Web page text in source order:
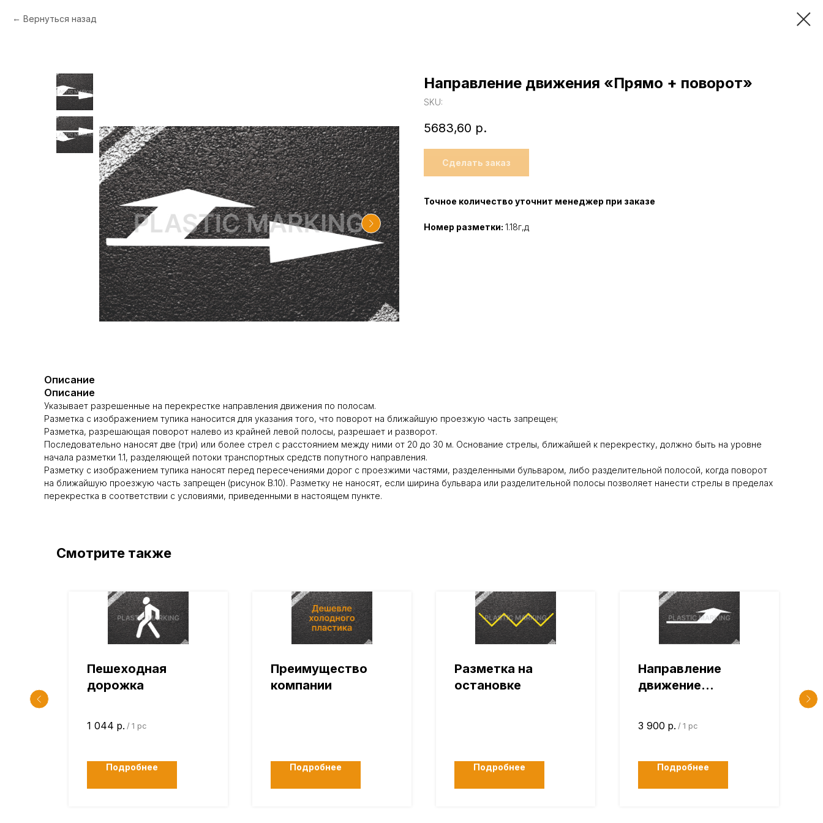
Вернуться назад
Направление движения «Прямо + поворот»
SKU:
5683,60 р.
Сделать заказ
Точное количество уточнит менеджер при заказе
Номер разметки: 1.18г,д
Описание
Описание
Указывает разрешенные на перекрестке направления движения по полосам.
Разметка с изображением тупика наносится для указания того, что поворот на ближайшую проезжую часть запрещен;
Разметка, разрешающая поворот налево из крайней левой полосы, разрешает и разворот.
Последовательно наносят две (три) или более стрел с расстоянием между ними от 20 до 30 м. Основание стрелы, ближайшей к перекрестку, должно быть на уровне
начала разметки 1.1, разделяющей потоки транспортных средств попутного направления.
Разметку с изображением тупика наносят перед пересечениями дорог с проезжими частями, разделенными бульваром, либо разделительной полосой, когда поворот
на ближайшую проезжую часть запрещен (рисунок В.10). Разметку не наносят, если ширина бульвара или разделительной полосы позволяет нанести стрелы в пределах
перекрестка в соответствии с условиями, приведенными в настоящем пункте.
Смотрите также
Пешеходная
дорожка
1 044 р. / 1 pc
Подробнее
Преимущество
компании
Подробнее
Разметка на
остановке
Подробнее
Направление
движение
3 900 р. / 1 pc
Подробнее